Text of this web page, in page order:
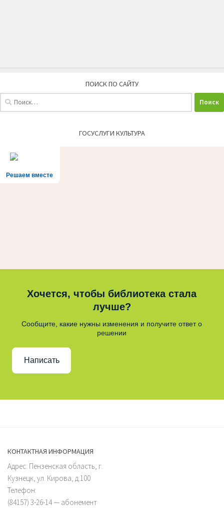
ПОИСК ПО САЙТУ
ГОСУСЛУГИ КУЛЬТУРА
Решаем вместе
Хочется, чтобы библиотека стала
лучше?
Сообщите, какие нужны изменения и получите ответ о
решении
Написать
КОНТАКТНАЯ ИНФОРМАЦИЯ
Адрес: Пензенская область, г.
Кузнецк, ул. Кирова, д.100
Телефон:
(84157) 3-26-14 — абонемент